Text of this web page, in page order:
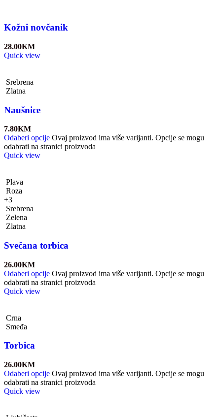
Kožni novčanik
28.00KM
Quick view
Srebrena
Zlatna
Naušnice
7.80KM
Odaberi opcije Ovaj proizvod ima više varijanti. Opcije se mogu
odabrati na stranici proizvoda
Quick view
Plava
Roza
+3
Srebrena
Zelena
Zlatna
Svečana torbica
26.00KM
Odaberi opcije Ovaj proizvod ima više varijanti. Opcije se mogu
odabrati na stranici proizvoda
Quick view
Crna
Smeđa
Torbica
26.00KM
Odaberi opcije Ovaj proizvod ima više varijanti. Opcije se mogu
odabrati na stranici proizvoda
Quick view